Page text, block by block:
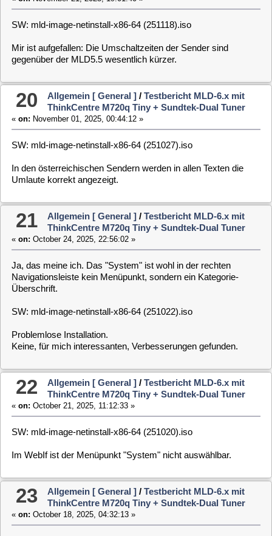
In den österreichischen Sendern werden in allen Texten die
Umlaute korrekt angezeigt.
21 Allgemein [ General ]/Testbericht MLD-6.x mit
Ja, das meine ich. Das "System" ist wohl in der rechten
Navigationsleiste kein Menüpunkt, sondern ein Kategorie-
Überschrift.
SW: mld-image-netinstall-x86-64 (251022).iso
Keine, für mich interessanten, Verbesserungen gefunden.
22
on:October 21, 2025, 11:12:33 »
SW: mld-image-netinstall-x86-64 (251020).iso
Im WebIf ist der Menüpunkt "System" nicht auswählbar.
23 Allgemein [ General ]
«on:October 18, 2025, 04:32:13 »
SW: mld-image-netinstall-x86-64 (251017).iso
Problemlose Installation!
Die vorherigen fehlerhaften Installationen sind durch einen
unzuverlässigen SD-Kartenleser, während der Installation,
entstanden.
24 Allgemein [ General ]/Testbericht MLD-6.x mit
ThinkCentre M720q Tiny + Sundtek-Dual Tuner
October 14, 2025, 15:48:26 »
SW: mld-image-netinstall-x86-64 (251014).iso
Nach Installation auf HDD und "reboot" wieder ein "Hänger".
Nach einem 2. Versuch Bild und Ton vorhanden.
Nach Start WebIF diese Fehlermeldung:
Error: EIO: i/o error, stat '/usr/share/webif/www/index.html'.
Weiter geht nix.